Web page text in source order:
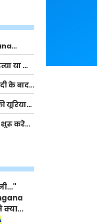
या कोई बड़ा राज?
के बाद
किसने
यूरिया
ग्रेड में
शुरू करे
क्या
Viral